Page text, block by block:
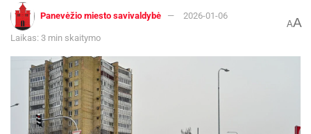
Panevėžio miesto savivaldybė 2026-01-06
Laikas: 3 min skaitymo
AA